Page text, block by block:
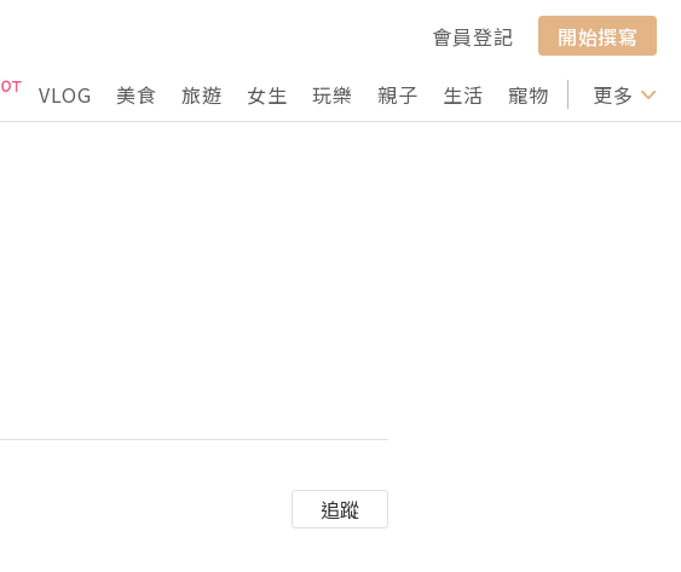
會員登記
開始撰寫
VLOG 美食 旅遊 女生 玩樂 親子 生活 寵物 行山 打卡
更多
追蹤